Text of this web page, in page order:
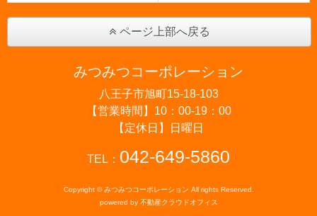
ページ上部へ戻る
みつみつコーポレーション
八王子市旭町15-18-103
【営業時間】10：00-19：00
【定休日】日曜日
TEL： 042-649-5860
Copyright © みつみつコーポレーション All rights Reserved.
powered by 不動産クラウドオフィス